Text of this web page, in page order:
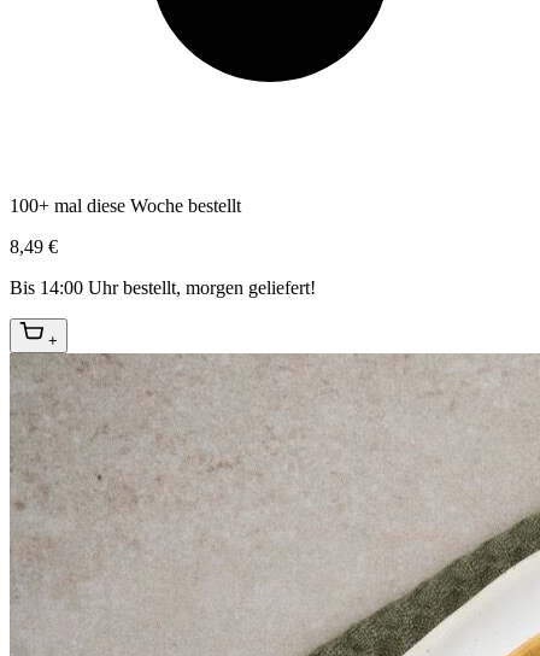
100+ mal diese Woche bestellt
8,49 €
Bis 14:00 Uhr bestellt, morgen geliefert!
+